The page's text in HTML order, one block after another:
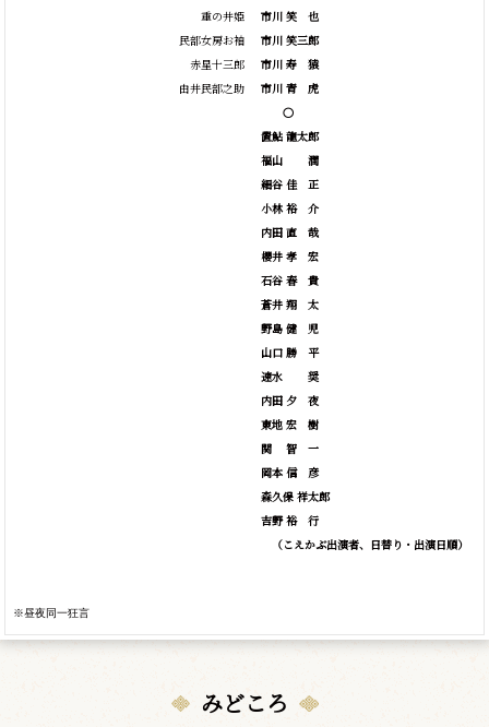
重の井姫
民部女房お袖
赤星十三郎
由井民部之助
市川 笑
也
市川 笑三郎
市川 寿
猿
市川 青
虎
○
置鮎 龍太郎
福山 潤
細谷 佳
正
小林裕
介
内田 直
哉
櫻井 孝
宏
石谷 春
貴
蒼井 翔
太
野島 健
児
山口 勝
平
速水 奨
内田 夕
夜
東地 宏
樹
関 智
一
岡本 信
彦
森久保 祥太郎
吉野裕
行
（こえかぶ出演者、日替り・出演日順）
※昼夜同一狂言
みどころ